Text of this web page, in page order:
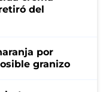
del
por
granizo